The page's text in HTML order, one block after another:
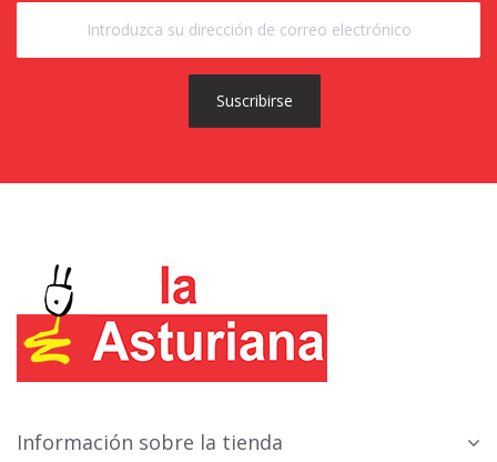
Suscribirse
Información sobre la tienda